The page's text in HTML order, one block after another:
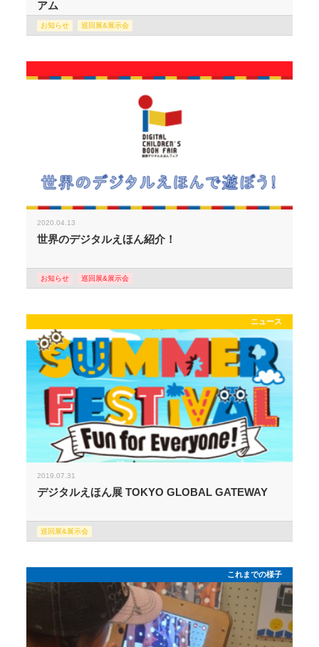
アム
お知らせ 巡回展&展示会
2020.04.13
世界のデジタルえほん紹介！
お知らせ 巡回展&展示会
ニュース
2019.07.31
デジタルえほん展 TOKYO GLOBAL GATEWAY
巡回展&展示会
これまでの様子